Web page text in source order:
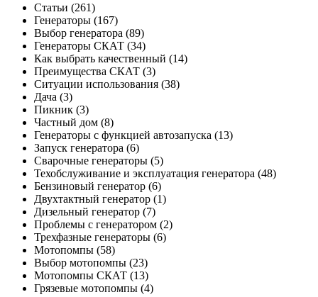
Статьи (261)
Генераторы (167)
Выбор генератора (89)
Генераторы СКАТ (34)
Как выбрать качественный (14)
Преимущества СКАТ (3)
Ситуации использования (38)
Дача (3)
Пикник (3)
Частный дом (8)
Генераторы с функцией автозапуска (13)
Запуск генератора (6)
Сварочные генераторы (5)
Техобслуживание и эксплуатация генератора (48)
Бензиновый генератор (6)
Двухтактный генератор (1)
Дизельный генератор (7)
Проблемы с генератором (2)
Трехфазные генераторы (6)
Мотопомпы (58)
Выбор мотопомпы (23)
Мотопомпы СКАТ (13)
Грязевые мотопомпы (4)